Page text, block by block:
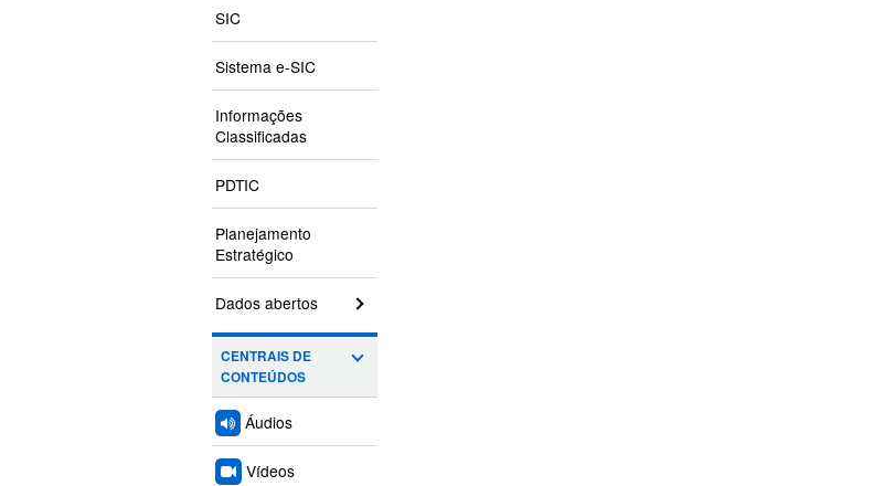
SIC
Sistema e-SIC
Informações
Classificadas
PDTIC
Planejamento
Estratégico
Dados abertos
CENTRAIS DE
CONTEÚDOS
Áudios
Vídeos